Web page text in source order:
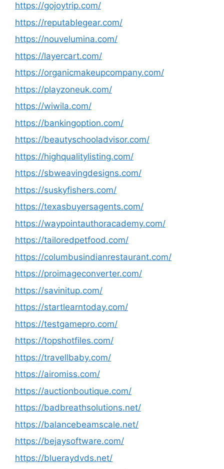
https://gojoytrip.com/
https://reputablegear.com/
https://nouvelumina.com/
https://layercart.com/
https://organicmakeupcompany.com/
https://playzoneuk.com/
https://wiwila.com/
https://bankingoption.com/
https://beautyschooladvisor.com/
https://highqualitylisting.com/
https://sbweavingdesigns.com/
https://suskyfishers.com/
https://texasbuyersagents.com/
https://waypointauthoracademy.com/
https://tailoredpetfood.com/
https://columbusindianrestaurant.com/
https://proimageconverter.com/
https://savinitup.com/
https://startlearntoday.com/
https://testgamepro.com/
https://topshotfiles.com/
https://travellbaby.com/
https://airomiss.com/
https://auctionboutique.com/
https://badbreathsolutions.net/
https://balancebeamscale.net/
https://bejaysoftware.com/
https://blueraydvds.net/